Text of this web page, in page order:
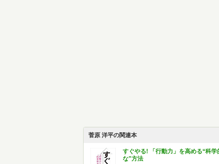
菅原 洋平の関連本
すぐやる! 「行動力」を高める“科学
な"方法